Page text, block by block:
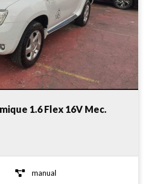
1.6 Flex 16V Mec.
manual